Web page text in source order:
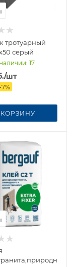
тротуарный
серый
: 17
/шт
7%
КОРЗИНУ